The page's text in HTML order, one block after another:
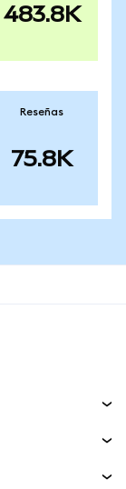
483.8K
Reseñas
75.8K